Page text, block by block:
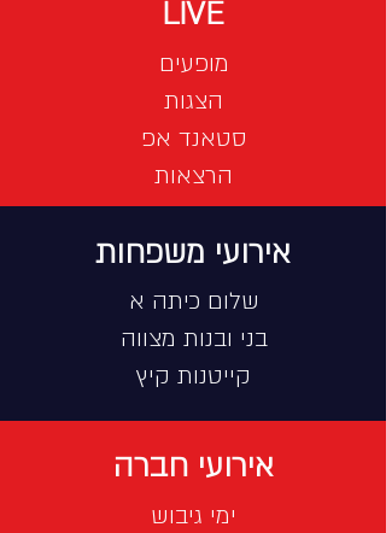
LIVE
מופעים
הצגות
סטאנד אפ
הרצאות
אירועי משפחות
שלום כיתה א
בני ובנות מצווה
​קייטנות קיץ
אירועי חברה
ימי גיבוש